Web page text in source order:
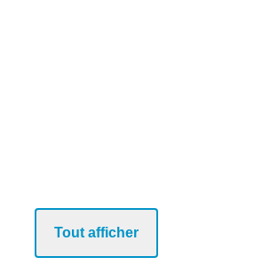
Tout afficher